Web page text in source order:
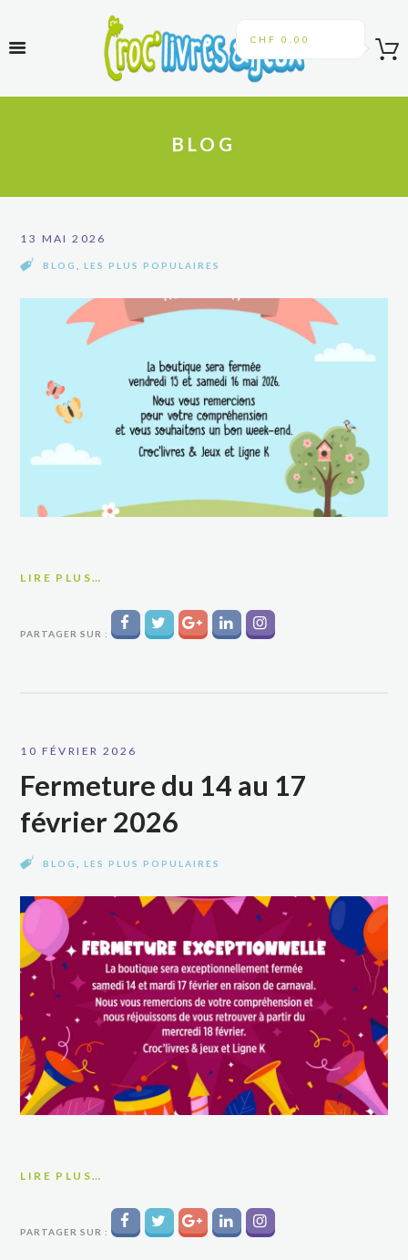
CHF 0.00
BLOG
13 MAI 2026
BLOG ,LES PLUS POPULAIRES
LIRE PLUS…
PARTAGER SUR :
10 FÉVRIER 2026
Fermeture du 14 au 17
février 2026
BLOG ,LES PLUS POPULAIRES
LIRE PLUS…
PARTAGER SUR :